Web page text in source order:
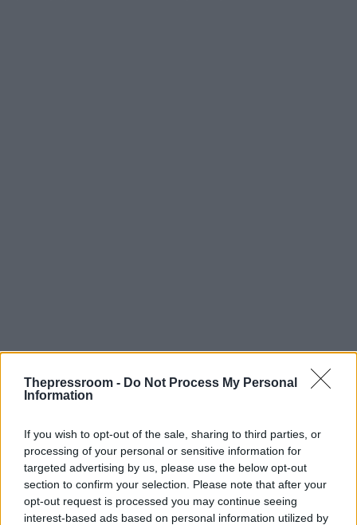
Thepressroom - Do Not Process My Personal
Information
If you wish to opt-out of the sale, sharing to third parties, or
processing of your personal or sensitive information for
targeted advertising by us, please use the below opt-out
section to confirm your selection. Please note that after your
opt-out request is processed you may continue seeing
interest-based ads based on personal information utilized by